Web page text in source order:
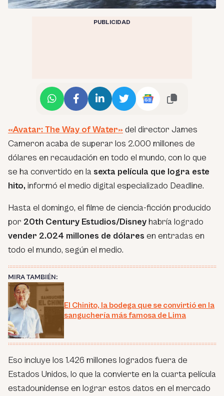
PUBLICIDAD
«Avatar: The Way of Water» del director James
Cameron acaba de superar los 2.000 millones de
dólares en recaudación en todo el mundo, con lo que
se ha convertido en la sexta película que logra este
hito, informó el medio digital especializado Deadline.
Hasta el domingo, el filme de ciencia-ficción producido
por 20th Century Estudios/Disneyhabría logrado
vender 2.024 millones de dólares en entradas en
todo el mundo, según el medio.
MIRA TAMBIÉN:
El Chinito, la bodega que se convirtió en la
sanguchería más famosa de Lima
Eso incluye los 1.426 millones logrados fuera de
Estados Unidos, lo que la convierte en la cuarta película
estadounidense en lograr estos datos en el mercado